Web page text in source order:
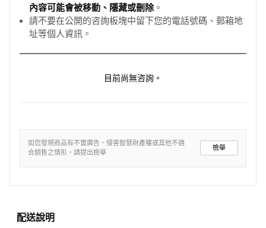
內容可能會被移動、隱藏或刪除。
請不要在公開的咨詢板塊中留下您的電話號碼、郵箱地
址等個人資訊。
目前尚無咨詢。
如您發現商品有不實廣告、侵害智慧財產權或其他不適
合銷售之情形，請提出檢舉
檢舉
配送說明